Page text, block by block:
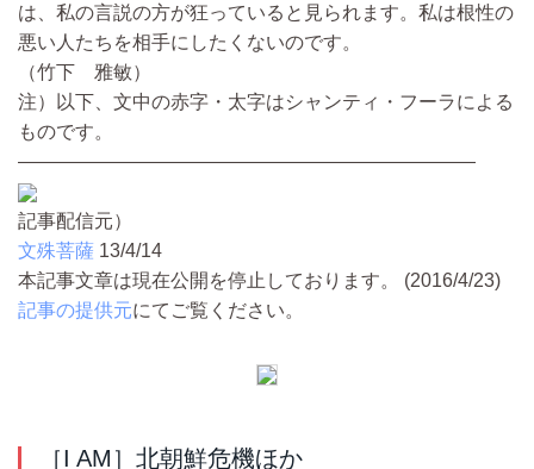
は、私の言説の方が狂っていると見られます。私は根性の
悪い人たちを相手にしたくないのです。
（竹下 雅敏）
注）以下、文中の赤字・太字はシャンティ・フーラによる
ものです。
————————————————————————
記事配信元）
文殊菩薩 13/4/14
本記事文章は現在公開を停止しております。 (2016/4/23)
記事の提供元にてご覧ください。
［I AM］北朝鮮危機ほか